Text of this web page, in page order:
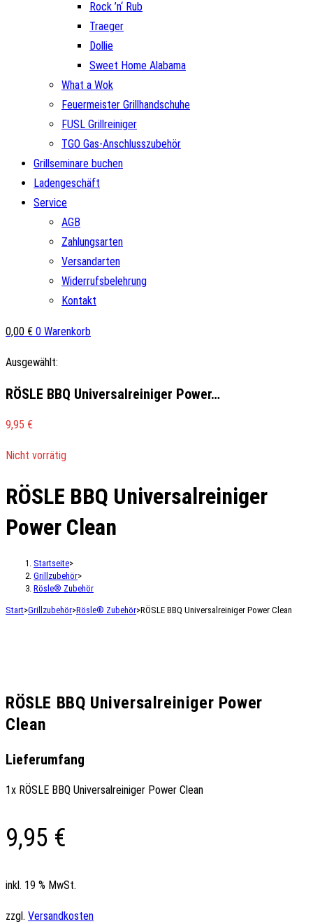
Rock ’n‘ Rub
Traeger
Dollie
Sweet Home Alabama
What a Wok
Feuermeister Grillhandschuhe
FUSL Grillreiniger
TGO Gas-Anschlusszubehör
Grillseminare buchen
Ladengeschäft
Service
AGB
Zahlungsarten
Versandarten
Widerrufsbelehrung
Kontakt
0,00 € 0 Warenkorb
Ausgewählt:
RÖSLE BBQ Universalreiniger Power…
9,95 €
Nicht vorrätig
RÖSLE BBQ Universalreiniger
Power Clean
Startseite>
Grillzubehör>
Rösle® Zubehör
Start>Grillzubehör>Rösle® Zubehör>RÖSLE BBQ Universalreiniger Power Clean
RÖSLE BBQ Universalreiniger Power
Clean
Lieferumfang
1x RÖSLE BBQ Universalreiniger Power Clean
9,95 €
inkl. 19 % MwSt.
zzgl. Versandkosten